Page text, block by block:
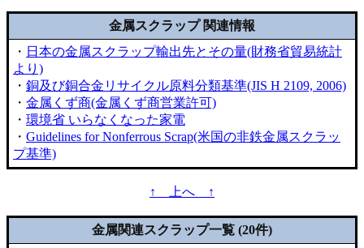
金属スクラップ 関連情報
・ 日本の金属スクラップ輸出先とその量(財務省貿易統計
より)
・ 銅及び銅合金リサイクル原料分類基準(JIS H 2109, 2006)
・ 金属くず商(金属くず商営業許可)
・ 環境省 いらなくなった家電
・ Guidelines for Nonferrous Scrap(米国の非鉄金属スクラッ
プ基準)
↑ 上へ ↑
金属関連スクラップ一覧 (20件)